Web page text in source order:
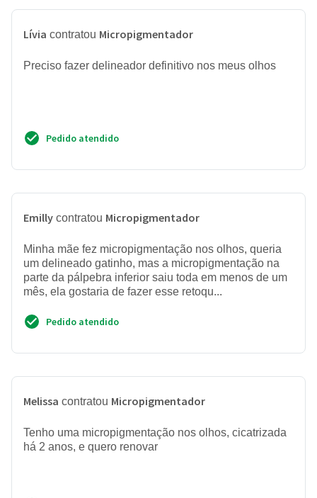
Lívia contratou Micropigmentador
Preciso fazer delineador definitivo nos meus olhos
Pedido atendido
Emilly contratou Micropigmentador
Minha mãe fez micropigmentação nos olhos, queria
um delineado gatinho, mas a micropigmentação na
parte da pálpebra inferior saiu toda em menos de um
mês, ela gostaria de fazer esse retoqu...
Pedido atendido
Melissa contratou Micropigmentador
Tenho uma micropigmentação nos olhos, cicatrizada
há 2 anos, e quero renovar